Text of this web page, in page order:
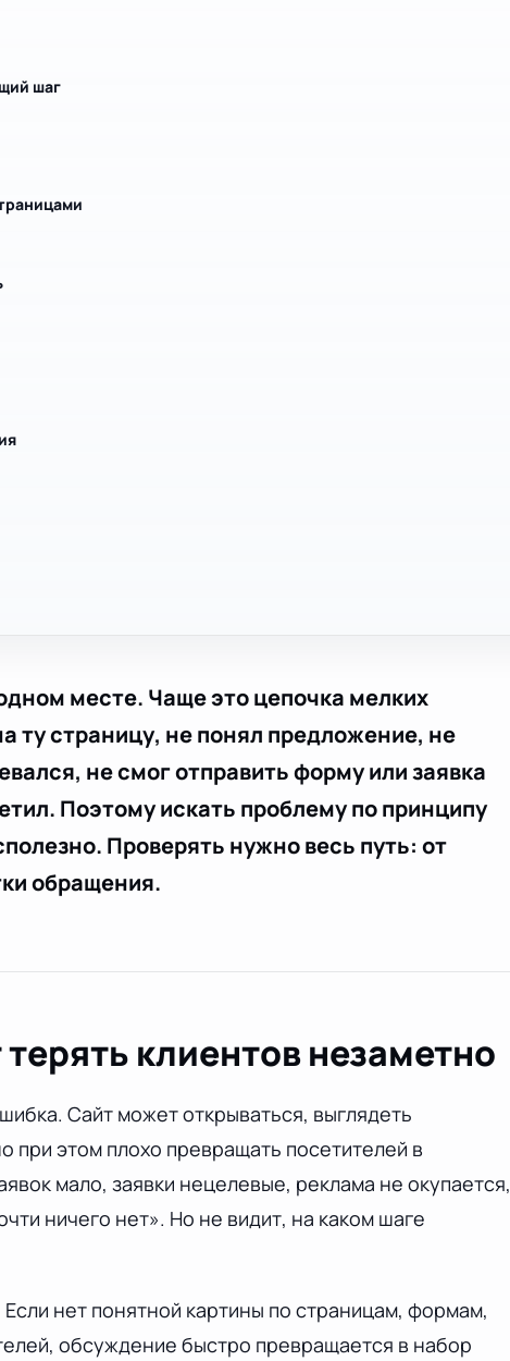
шаг
месте. Чаще это цепочка мелких
ту страницу, не понял предложение, не
не смог отправить форму или заявка
Поэтому искать проблему по принципу
Проверять нужно весь путь: от
обращения.
клиентов незаметно
Сайт может открываться, выглядеть
при этом плохо превращать посетителей в
мало, заявки нецелевые, реклама не окупается,
ничего нет». Но не видит, на каком шаге
нет понятной картины по страницам, формам,
обсуждение быстро превращается в набор